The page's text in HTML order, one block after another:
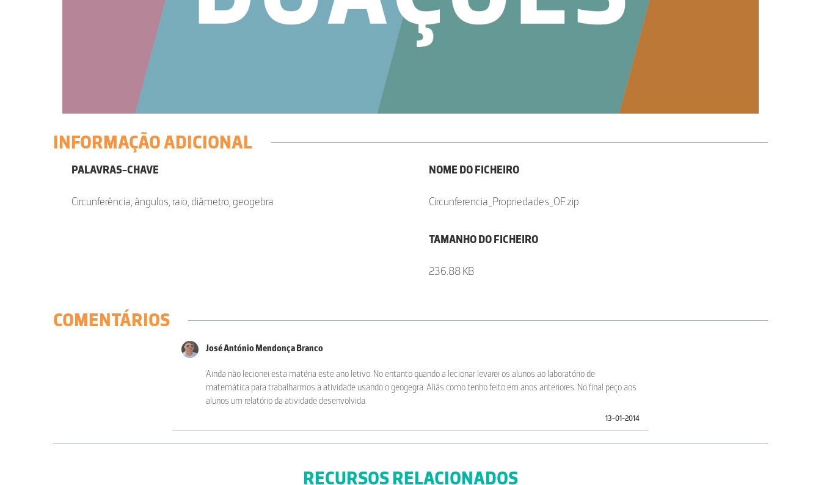
INFORMAÇÃO ADICIONAL
PALAVRAS-CHAVE
Circunferência, ângulos, raio, diâmetro, geogebra
NOME DO FICHEIRO
Circunferencia_Propriedades_OF.zip
TAMANHO DO FICHEIRO
236.88 KB
COMENTÁRIOS
José António Mendonça Branco
Ainda não lecionei esta matéria este ano letivo. No entanto quando a lecionar levarei os alunos ao laboratório de
matemática para trabalharmos a atividade usando o geogegra. Aliás como tenho feito em anos anteriores. No final peço aos
alunos um relatório da atividade desenvolvida.
13-01-2014
RECURSOS RELACIONADOS